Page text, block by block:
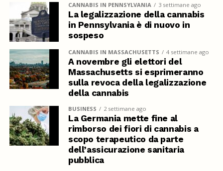
CANNABIS IN PENNSYLVANIA 3 settimane ago
La legalizzazione della cannabis
in Pennsylvania è di nuovo in
sospeso
CANNABIS IN MASSACHUSETTS 4 settimane ago
A novembre gli elettori del
Massachusetts si esprimeranno
sulla revoca della legalizzazione
della cannabis
BUSINESS 2 settimane ago
La Germania mette fine al
rimborso dei fiori di cannabis a
scopo terapeutico da parte
dell’assicurazione sanitaria
pubblica